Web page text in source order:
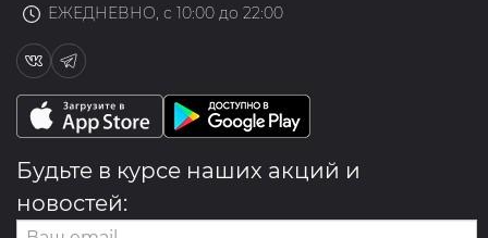
ЕЖЕДНЕВНО, с 10:00 до 22:00
Будьте в курсе наших акций и
новостей: